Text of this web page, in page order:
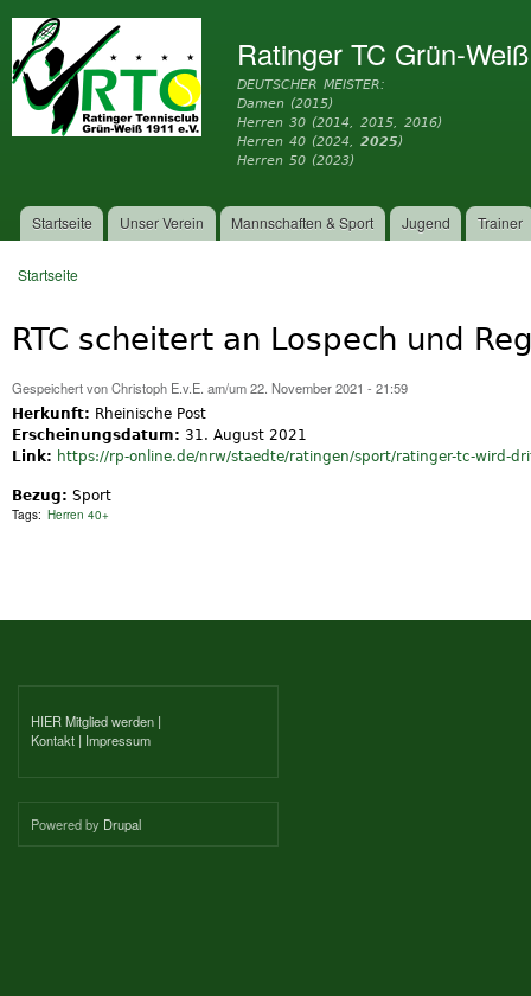
Ratinger TC Grün-
DEUTSCHER MEISTER:
Damen (2015)
Herren 30 (2014, 2015, 2016)
Herren 40 (2024,2025)
Herren 50 (2023)
Hauptmenü
Startseite Unser Verein Mannschaften & Sport Jugend Trainer
Startseite
RTC scheitert an Lospech und
Gespeichert vonChristoph E.v.E. am/um 22. November 2021 - 21:59
Herkunft: Rheinische Post
Erscheinungsdatum: 31. August 2021
Link: https://rp-online.de/nrw/staedte/ratingen/sport/ratinger-tc-wird-
Bezug: Sport
Tags: Herren 40+
HIER Mitglied werden |
Kontakt | Impressum
Powered by Drupal